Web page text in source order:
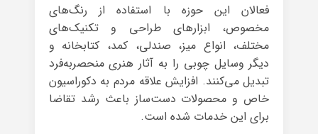
فعالان این حوزه با استفاده از رنگ‌های
مخصوص، ابزارهای طراحی و تکنیک‌های
مختلف، انواع میز، صندلی، کمد، کتابخانه و
دیگر وسایل چوبی را به آثار هنری منحصربه‌فرد
تبدیل می‌کنند. افزایش علاقه مردم به دکوراسیون
خاص و محصولات دست‌ساز باعث رشد تقاضا
برای این خدمات شده است.